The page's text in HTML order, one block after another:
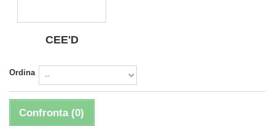
CEE'D
Ordina
Confronta (0)